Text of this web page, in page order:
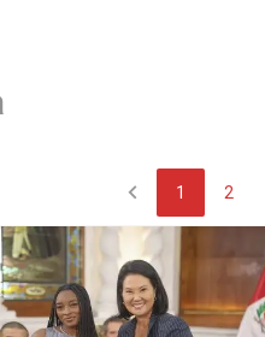
chevron_left 1 2